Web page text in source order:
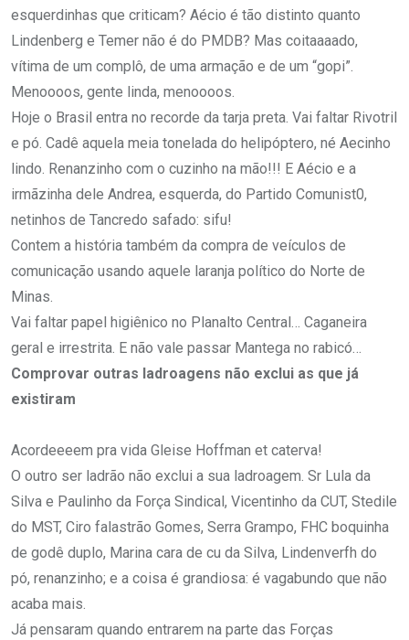
esquerdinhas que criticam? Aécio é tão distinto quanto
Lindenberg e Temer não é do PMDB? Mas coitaaaado,
vítima de um complô, de uma armação e de um “gopi”.
Menoooos, gente linda, menoooos.
Hoje o Brasil entra no recorde da tarja preta. Vai faltar Rivotril
e pó. Cadê aquela meia tonelada do helipóptero, né Aecinho
lindo. Renanzinho com o cuzinho na mão!!! E Aécio e a
irmãzinha dele Andrea, esquerda, do Partido Comunist0,
netinhos de Tancredo safado: sifu!
Contem a história também da compra de veículos de
comunicação usando aquele laranja político do Norte de
Minas.
Vai faltar papel higiênico no Planalto Central… Caganeira
geral e irrestrita. E não vale passar Mantega no rabicó…
Comprovar outras ladroagens não exclui as que já
existiram
Acordeeeem pra vida Gleise Hoffman et caterva!
O outro ser ladrão não exclui a sua ladroagem. Sr Lula da
Silva e Paulinho da Força Sindical, Vicentinho da CUT, Stedile
do MST, Ciro falastrão Gomes, Serra Grampo, FHC boquinha
de godê duplo, Marina cara de cu da Silva, Lindenverfh do
pó, renanzinho; e a coisa é grandiosa: é vagabundo que não
acaba mais.
Já pensaram quando entrarem na parte das Forças